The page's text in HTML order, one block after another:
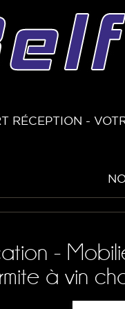
RÉCEPTION -
-
à vin